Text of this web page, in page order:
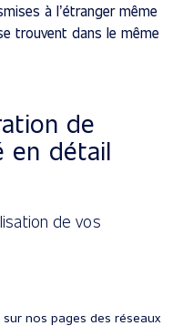
à l’étranger même
trouvent dans le même
de
en détail
de vos
nos pages des réseaux